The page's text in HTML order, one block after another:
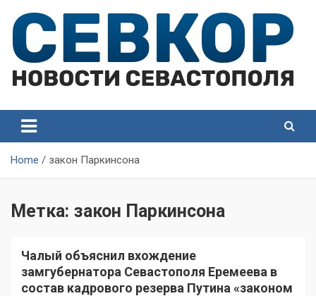
content
Севастополя
Севастополя
Home закон Паркинсона
Метка: закон Паркинсона
Чалый объяснил вхождение
замгубернатора Севастополя Еремеева в
состав кадрового резерва Путина «законом